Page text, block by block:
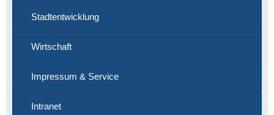
Stadtentwicklung
Wirtschaft
Impressum & Service
Intranet